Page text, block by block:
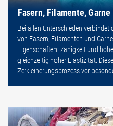
Fasern, Filamente, Garne
Bei allen Unterschieden
von Fasern, Filamenten und
Eigenschaften: Zähigkeit und
gleichzeitig hoher Elastizität.
Zerkleinerungsprozess vor